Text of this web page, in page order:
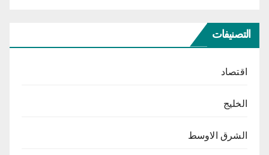
التصنيفات
اقتصاد
الخليج
الشرق الاوسط